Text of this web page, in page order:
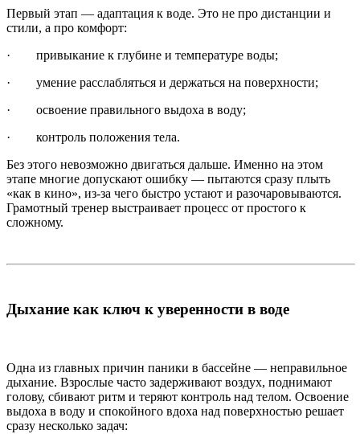
Первый этап — адаптация к воде. Это не про дистанции и
стили, а про комфорт:
· привыкание к глубине и температуре воды;
· умение расслабляться и держаться на поверхности;
· освоение правильного выдоха в воду;
· контроль положения тела.
Без этого невозможно двигаться дальше. Именно на этом
этапе многие допускают ошибку — пытаются сразу плыть
«как в кино», из-за чего быстро устают и разочаровываются.
Грамотный тренер выстраивает процесс от простого к
сложному.
Дыхание как ключ к уверенности в воде
Одна из главных причин паники в бассейне — неправильное
дыхание. Взрослые часто задерживают воздух, поднимают
голову, сбивают ритм и теряют контроль над телом. Освоение
выдоха в воду и спокойного вдоха над поверхностью решает
сразу несколько задач: